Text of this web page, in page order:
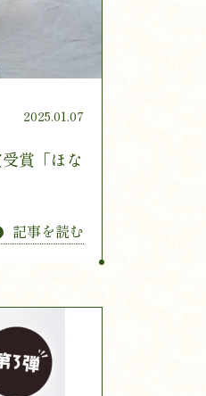
2025.01.07
賞「ほな
記事を読む